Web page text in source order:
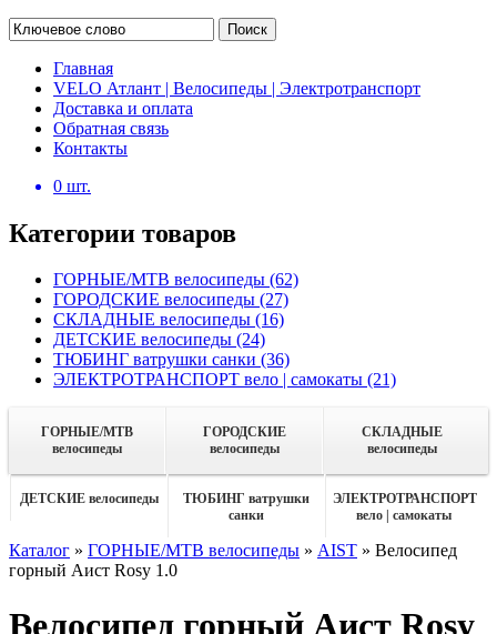
Поиск
Главная
VELO Атлант | Велосипеды | Электротранспорт
Доставка и оплата
Обратная связь
Контакты
0 шт.
Категории товаров
ГОРНЫЕ/MTB велосипеды (62)
ГОРОДСКИЕ велосипеды (27)
СКЛАДНЫЕ велосипеды (16)
ДЕТСКИЕ велосипеды (24)
ТЮБИНГ ватрушки санки (36)
ЭЛЕКТРОТРАНСПОРТ вело | самокаты (21)
ГОРНЫЕ/MTB
велосипеды
ГОРОДСКИЕ
велосипеды
СКЛАДНЫЕ
велосипеды
ДЕТСКИЕ велосипеды
ТЮБИНГ ватрушки
санки
ЭЛЕКТРОТРАНСПОРТ
вело | самокаты
Каталог » ГОРНЫЕ/MTB велосипеды » AIST » Велосипед
горный Аист Rosy 1.0
Велосипед горный Аист Rosy